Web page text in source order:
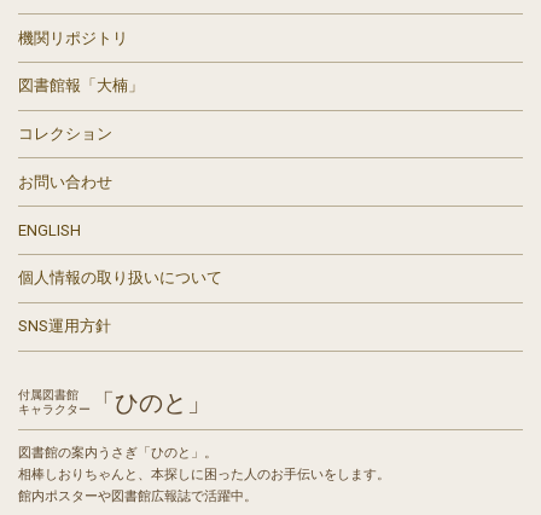
機関リポジトリ
図書館報「大楠」
コレクション
お問い合わせ
ENGLISH
個人情報の取り扱いについて
SNS運用方針
付属図書館
キャラクター
「ひのと」
図書館の案内うさぎ「ひのと」。
相棒しおりちゃんと、本探しに困った人のお手伝いをします。
館内ポスターや図書館広報誌で活躍中。